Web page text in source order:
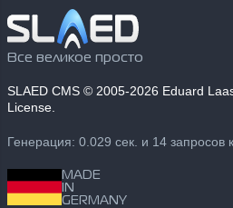
Все великое просто
SLAED CMS © 2005-2026 Eduard
License.
Генерация: 0.029 сек. и 14 запросов
MADE
IN
GERMANY